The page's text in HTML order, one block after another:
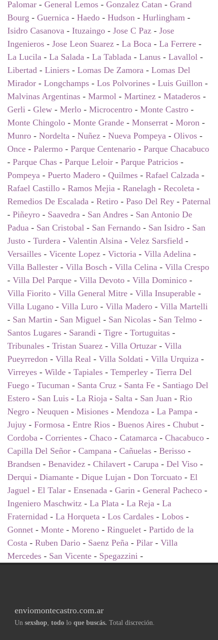
Palomar - General Lemos - Gonzalez Catan - Grand
Bourg - Guernica - Haedo - Hudson - Hurlingham -
Isidro Casanova - Ituzaingo - Jose C Paz - Jose
Ingenieros - Jose Leon Suarez - La Boca - La Ferrere -
La Lucila - La Salada - La Tablada - Lanus - Lavallol -
Libertad - Liniers - Lomas De Zamora - Lomas Del
Mirador - Longchamps - Los Polvorines - Luis Guillon -
Malvinas Argentinas - Marmol - Martinez - Mataderos -
Gerli - Glew - Merlo - Microcentro - Monte Castro -
Monte Chingolo - Monte Grande - Monserrat - Moron -
Munro - Nordelta - Nuñez - Nueva Pompeya - Olivos -
Once - Palermo - Parque Centenario - Parque Chacabuco
- Parque Chas - Parque Leloir - Parque Patricios -
Pompeya - Puerto Madero - Quilmes - Rafael Calzada -
Rafael Castillo - Ramos Mejia - Ranelagh - Recoleta -
Remedios De Escalada - Retiro - Paso Del Rey - Paternal
- Piñeyro - Saavedra - San Andres - San Antonio De
Padua - San Cristobal - San Fernando - San Isidro - San
Justo - Turdera - Valentin Alsina - Velez Sarsfield -
Versailles - Vicente Lopez - Victoria - Villa Adelina -
Villa Ballester - Villa Bosch - Villa Celina - Villa Crespo
- Villa Del Parque - Villa Devoto - Villa Dominico -
Villa Fiorito - Villa General Mitre - Villa Insuperable -
Villa Lugano - Villa Luro - Villa Madero - Villa Martelli
- San Martin - San Miguel - San Nicolas - San Telmo -
Santos Lugares - Sarandi - Tigre - Tortuguitas -
Tribunales - Tristan Suarez - Villa Ortuzar - Villa
Pueyrredon - Villa Real - Villa Soldati - Villa Urquiza -
Virreyes - Wilde - Tapiales - Temperley - Tierra Del
Fuego - Tucuman - Santa Cruz - Santa Fe - Santiago Del
Estero - San Luis - La Rioja - Salta - San Juan - Rio
Negro - Neuquen - Misiones - Mendoza - La Pampa -
Jujuy - Formosa - Entre Rios - Buenos Aires - Chubut -
Cordoba - Corrientes - Chaco - Catamarca - Chacabuco -
Capilla Del Señor - Campana - Cañuelas - Berisso -
Brandsen - Benavidez - Chilavert - Carupa - Del Viso -
Derqui - Diamante - Dique Lujan - Don Torcuato - El
Jaguel - El Talar - Ensenada - Garin - General Pacheco -
Ingeniero Maschwitz - La Plata - La Reja - La
Fraternidad - La Horqueta - Los Cardales - Lobos -
Gonnet - Monte - Moreno - Ringuelet - Partido de la
Costa - Ruben Dario - Saenz Peña - Pilar - Villa
Mercedes - San Vicente - Spegazzini -
enviomontecastro.com.ar
Un sexshop todo lo que buscás. Total discreción.